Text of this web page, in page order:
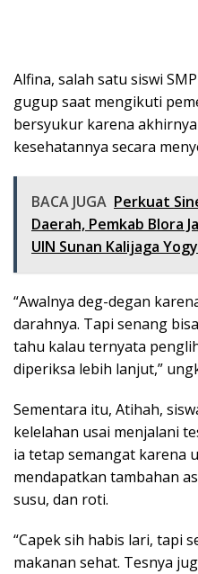
Alfina, salah satu siswi
gugup saat mengikuti
bersyukur karena
kesehatannya secara
BACA JUGA Perkuat
Daerah, Pemkab Blora
UIN Sunan Kalijaga
“Awalnya deg-degan
darahnya. Tapi senang
tahu kalau ternyata
diperiksa lebih lanjut,”
Sementara itu, Atihah,
kelelahan usai menjalani
ia tetap semangat karena
mendapatkan tambahan
susu, dan roti.
“Capek sih habis lari, tapi
makanan sehat. Tesnya